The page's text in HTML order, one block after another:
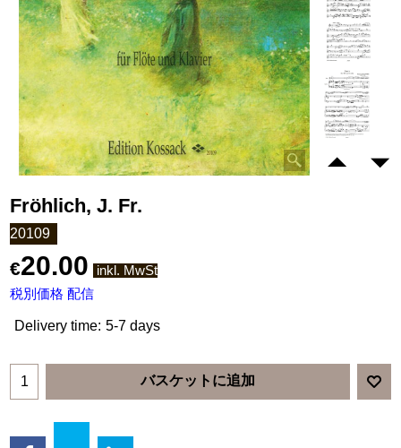
Fröhlich, J. Fr.
20109
€20.00
inkl. MwSt
税別価格 配信
Delivery time: 5-7 days
バスケットに追加